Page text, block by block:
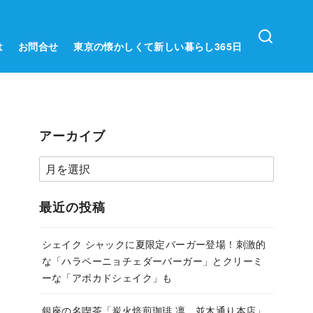
お問合せ 東京の懐かしくて新しい暮らし365日
アーカイブ
ア
ー
カ
ブ
最近の投稿
シェイク シャックに夏限定バーガー登場！刺激的
な「ハラペーニョチェダーバーガー」とクリーミ
ーな「アボカドシェイク」も
銀座の名喫茶「炭火焙煎珈琲.凛 並木通り本店」